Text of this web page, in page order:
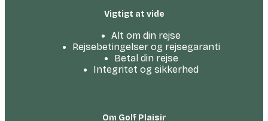
Vigtigt at vide
Alt om din rejse
Rejsebetingelser og rejsegaranti
Betal din rejse
Integritet og sikkerhed
Om Golf Plaisir